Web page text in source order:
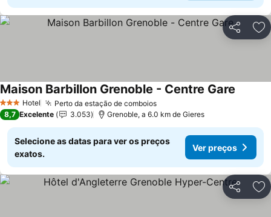
Partilhar
3 EstrelasHotel Perto da estação de comboios
Maison Barbillon Grenoble - Centre Gare
8,7 Excelente 3.053 Grenoble, a 6.0 km de Gieres
Selecione as datas para ver os preços
exatos.
Ver preços
Partilhar